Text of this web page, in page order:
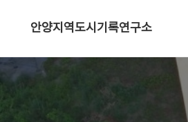
안양지역도시기록연구소